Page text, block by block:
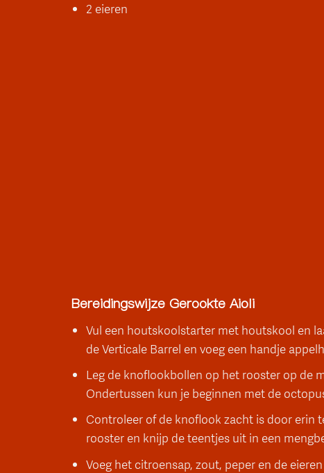
2 eieren
Bereidingswijze Gerookte Aioli
Vul een houtskoolstarter met houtskool en
de Verticale Barrel en voeg een handje
Leg de knoflookbollen op het rooster op de
Ondertussen kun je beginnen met de
Controleer of de knoflook zacht is door erin
rooster en knijp de teentjes uit in een
Voeg het citroensap, zout, peper en de